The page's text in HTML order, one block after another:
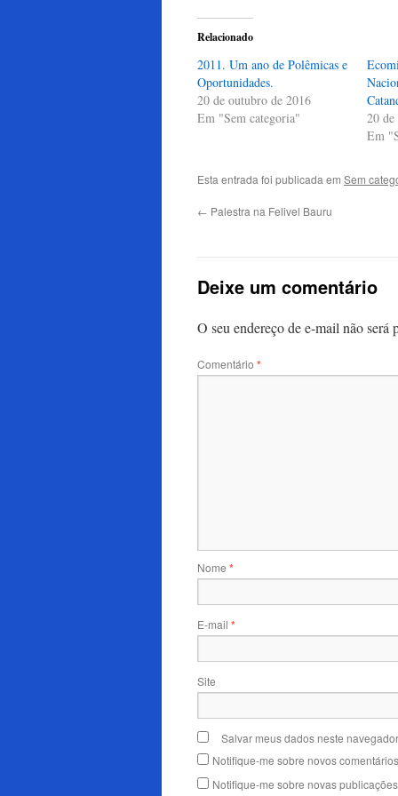
em
nova
janela)
Relacionado
2011. Um ano de Polêmicas e
Oportunidades.
20 de outubro de 2016
Em "Sem categoria"
20
Em
Esta entrada foi publicada em Sem
← Palestra na Felivel Bauru
Deixe um comentário
O seu endereço de e-mail não será
Comentário *
Nome *
E-mail *
Site
Salvar meus dados neste
Notifique-me sobre novos
Notifique-me sobre novas